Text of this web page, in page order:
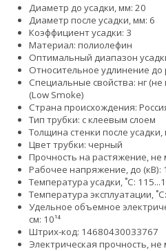
Диаметр до усадки, мм: 20
Диаметр после усадки, мм: 6
Коэффициент усадки: 3
Материал: полиолефин
Оптимальный диапазон
Относительное удлинение
Специальные свойства: нг
(Low Smoke)
Страна происхождения:
Тип трубки: с клеевым слоем
Толщина стенки после усадки,
Цвет трубки: черный
Прочность на растяжение,
Рабочее напряжение, до (кВ): 1
Температура усадки, ˚С:
Температура эксплуатации,
Удельное объемное
см: 10¹⁴
Штрих-код: 14680430033767
Электрическая прочность,